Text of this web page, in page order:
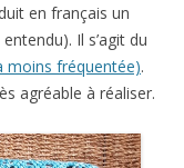
en français un
Il s’agit du
moins fréquentée).
agréable à réaliser.